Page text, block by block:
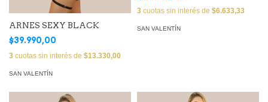
ARNES SEXY BLACK
$39.990,00
3 cuotas sin interés de $13.330,00
SAN VALENTÍN
3 cuotas sin interés de $6.633,33
SAN VALENTÍN